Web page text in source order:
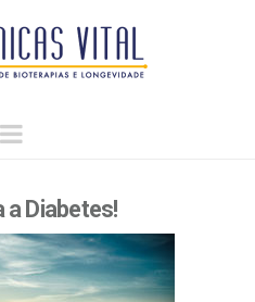
Navigation
a Diabetes!